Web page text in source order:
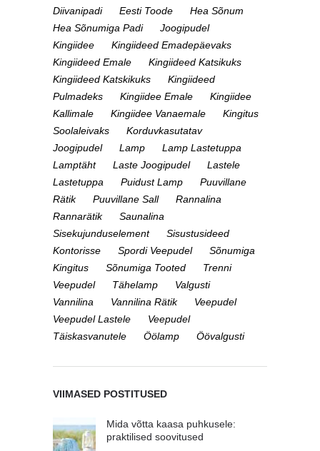
Diivanipadi
Eesti Toode
Hea Sõnum
Hea Sõnumiga Padi
Joogipudel
Kingiidee
Kingiideed Emadepäevaks
Kingiideed Emale
Kingiideed Katsikuks
Kingiideed Katskikuks
Kingiideed
Pulmadeks
Kingiidee Emale
Kingiidee
Kallimale
Kingiidee Vanaemale
Kingitus
Soolaleivaks
Korduvkasutatav
Joogipudel
Lamp
Lamp Lastetuppa
Lamptäht
Laste Joogipudel
Lastele
Lastetuppa
Puidust Lamp
Puuvillane
Rätik
Puuvillane Sall
Rannalina
Rannarätik
Saunalina
Sisekujunduselement
Sisustusideed
Kontorisse
Spordi Veepudel
Sõnumiga
Kingitus
Sõnumiga Tooted
Trenni
Veepudel
Tähelamp
Valgusti
Vannilina
Vannilina Rätik
Veepudel
Veepudel Lastele
Veepudel
Täiskasvanutele
Öölamp Öövalgusti
VIIMASED POSTITUSED
Mida võtta kaasa puhkusele:
praktilised soovitused